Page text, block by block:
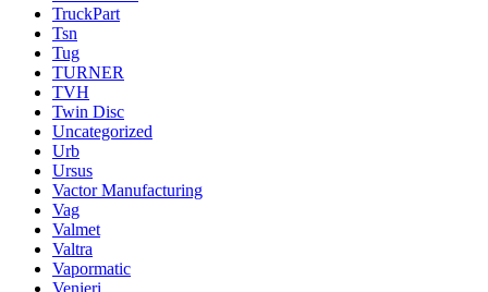
TruckPart
Tsn
Tug
TURNER
TVH
Twin Disc
Uncategorized
Urb
Ursus
Vactor Manufacturing
Vag
Valmet
Valtra
Vapormatic
Venieri